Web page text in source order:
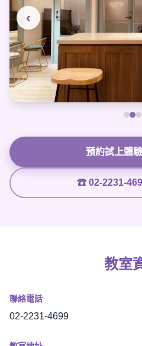
‹
預約試上體
☎ 02-2231-
教室
聯絡電話
02-2231-4699